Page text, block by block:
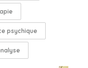
psychique